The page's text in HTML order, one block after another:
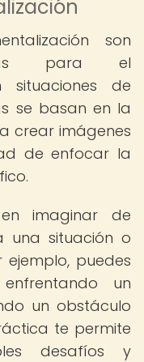
son
para el
situaciones de
se basan en la
crear imágenes
de enfocar la
en imaginar de
una situación o
puedes
un
un obstáculo
te permite
desafíos y